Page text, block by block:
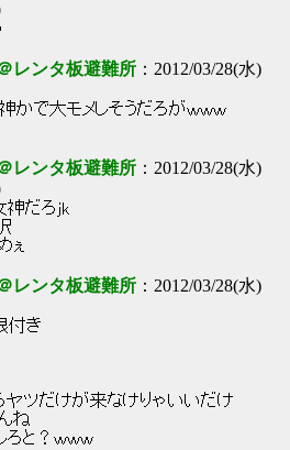
レンタ板避難所 ：2012/03/28(水)
かで大モメしそうだろがｗｗｗ
レンタ板避難所 ：2012/03/28(水)
神だろjk
ぇ
レンタ板避難所 ：2012/03/28(水)
付き
ヤツだけが来なけりゃいいだけ
ね
と？ｗｗｗ